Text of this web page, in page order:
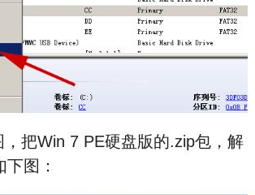
把Win 7 PE硬盘版的.zip包，解
图：